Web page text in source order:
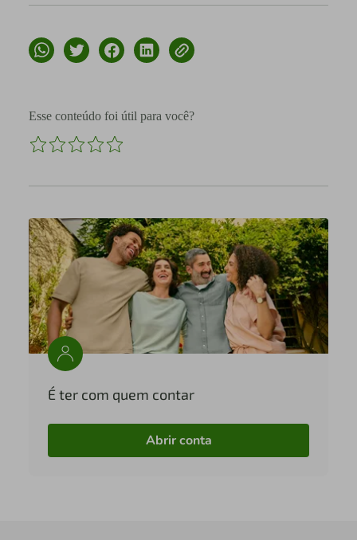
Esse conteúdo foi útil para você?
É ter com quem contar
Abrir conta